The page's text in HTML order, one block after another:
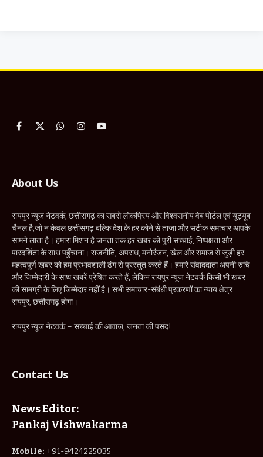
Facebook
X
WhatsApp
InstagramYouTube
About Us
रायपुर न्यूज नेटवर्क, छत्तीसगढ़ का सबसे लोकप्रिय और विश्वसनीय वेब पोर्टल एवं यूट्यूब
चैनल है,जो न केवल छत्तीसगढ़ बल्कि देश के हर कोने से ताजा और सटीक समाचार आपके
सामने लाता है। हमारा मिशन है जनता तक हर खबर को पूरी सच्चाई, निष्पक्षता और
पारदर्शिता के साथ पहुँचाना। राजनीति, अपराध, मनोरंजन, खेल और समाज से जुड़ी हर
महत्वपूर्ण खबर को हम प्रभावशाली ढंग से प्रस्तुत करते हैं। हमारे संवाददाता अपनी रुचि
और जिम्मेदारी के साथ खबरें प्रेषित करते हैं, लेकिन रायपुर न्यूज नेटवर्क किसी भी खबर
की सामग्री के लिए जिम्मेदार नहीं है। सभी समाचार-संबंधी प्रकरणों का न्याय क्षेत्र
रायपुर, छत्तीसगढ़ होगा।
रायपुर न्यूज नेटवर्क – सच्चाई की आवाज, जनता की पसंद!
Contact Us
News Editor:
Pankaj Vishwakarma
Mobile: +91-9424225035